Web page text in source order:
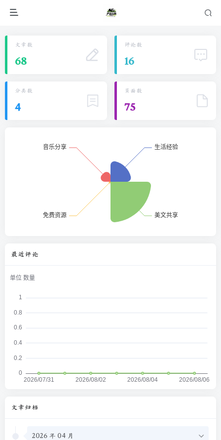
文章数
68
评论数
16
分类数
4
页面数
75
最近评论
文章归档
2026 年 04 月